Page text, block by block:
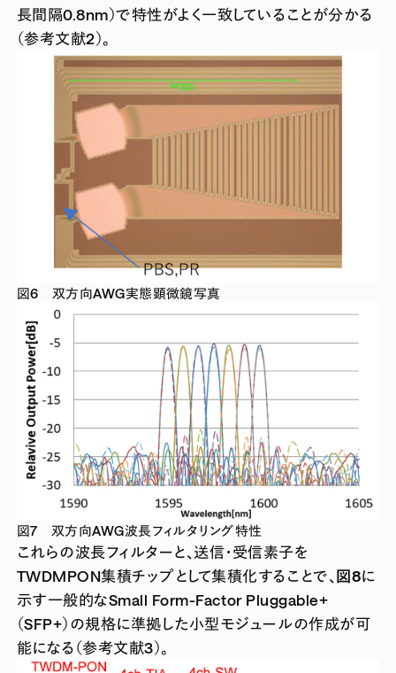
長間隔0.8nm）で特性がよく一致していることが分かる
（参考文献2）。
図6 双方向AWG実態顕微鏡写真
図7 双方向AWG波長フィルタリング特性
これらの波長フィルターと、送信・受信素子を
TWDMPON集積チップとして集積化することで、 図8に
示す一般的なSmall Form-Factor Pluggable+
（SFP+）の規格に準拠した小型モジュールの作成が可
能になる（参考文献3）。